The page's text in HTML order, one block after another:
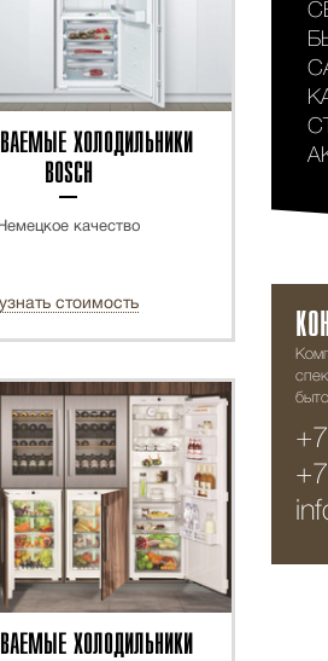
ХОЛОДИЛЬНИКИ
BOSCH
Немецкое качество
узнать стоимость
ХОЛОДИЛЬНИКИ